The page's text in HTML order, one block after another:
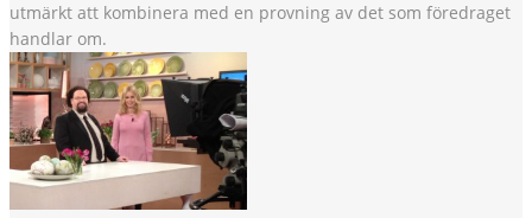
utmärkt att kombinera med en provning av det som föredraget
handlar om.